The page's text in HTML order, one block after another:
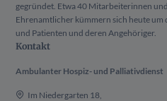
gegründet. Etwa 40 Mitarbeiterinnen
Ehrenamtlicher kümmern sich heute um
und Patienten und deren Angehöriger.
Kontakt
Ambulanter Hospiz- und Palliativdienst
Im Niedergarten 18,